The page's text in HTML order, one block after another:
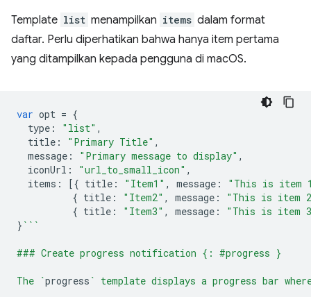
Template list menampilkan items dalam format
daftar. Perlu diperhatikan bahwa hanya item pertama
yang ditampilkan kepada pengguna di macOS.
var opt = {
type : "list" ,
title : "Primary Title" ,
message : "Primary message to display" ,
iconUrl : "url_to_small_icon" ,
items : [{ title : "Item1" , message :
"This is item
{ title : "Item2" , message :
"This is item
{ title : "Item3" , message :
"This is item
} ```
### Create progress notification {: #progress }
The `progress ` template displays a progress bar